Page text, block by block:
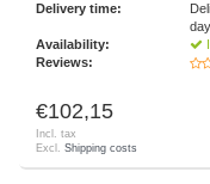
Delivery time:
Availability:
Reviews:
€102,15
Incl. tax
Excl. Shipping costs